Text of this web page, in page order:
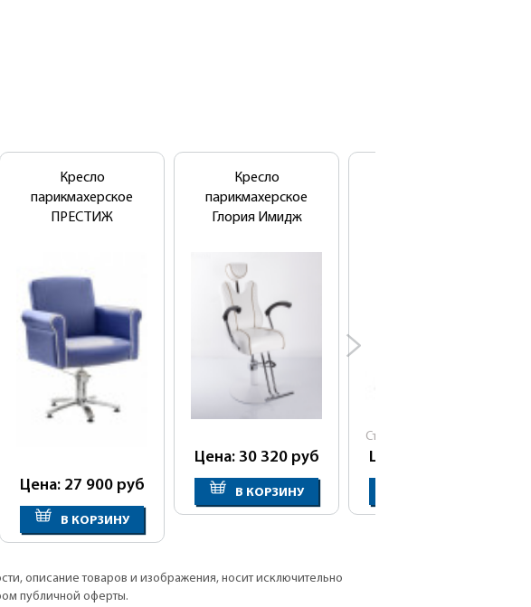
Кресло
парикмахерское
ПРЕСТИЖ
Цена: 27 900 руб
В КОРЗИНУ
Кресло
парикмахерское
Глория Имидж
Цена: 30 320 руб
В КОРЗИНУ
Cтарая цена:
Цена: 27 700
описание товаров и изображения, носит исключительно
публичной оферты.